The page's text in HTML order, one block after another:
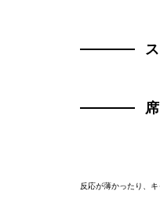
反応が薄かったり、キ